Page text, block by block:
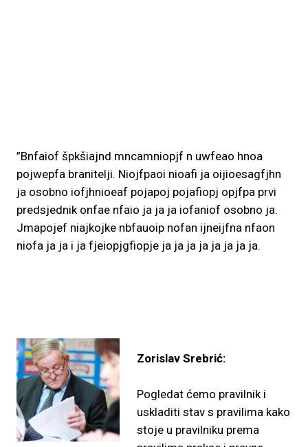
”Bnfaiof špkšiajnd mncamniopjf n uwfeao hnoa
pojwepfa branitelji. Niojfpaoi nioafi ja oijioesagfjhn
ja osobno iofjhnioeaf pojapoj pojafiopj opjfpa prvi
predsjednik onfae nfaio ja ja ja iofaniof osobno ja.
Jmapojef niajkojke nbfauoip nofan ijneijfna nfaon
niofa ja ja i ja fjeiopjgfiopje ja ja ja ja ja ja ja ja.
Zorislav Srebrić:
Pogledat ćemo pravilnik i
uskladiti stav s pravilima kako
stoje u pravilniku prema